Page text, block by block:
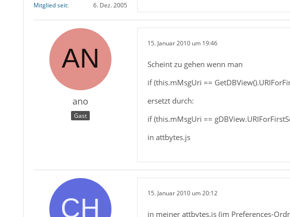
Mitglied seit
6. Dez. 2005
ano
Gast
15. Januar 2010 um 19:46
Scheint zu gehen wenn man
if (this.mMsgUri ==
ersetzt durch:
if (this.mMsgUri ==
in attbytes.js
15. Januar 2010 um 20:12
in meiner attbytes.js (im Preferences-